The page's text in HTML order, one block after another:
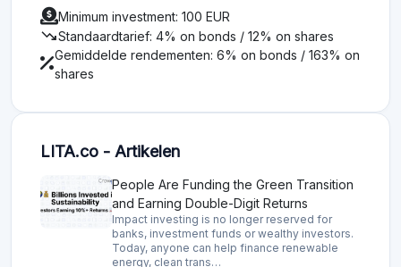
Minimum investment: 100 EUR
trending_downStandaardtarief: 4% on bonds / 12% on shares
Gemiddelde rendementen: 6% on bonds / 163% on
shares
LITA.co - Artikelen
People Are Funding the Green Transition
and Earning Double-Digit Returns
Impact investing is no longer reserved for
banks, investment funds or wealthy investors.
Today, anyone can help finance renewable
energy, clean trans…